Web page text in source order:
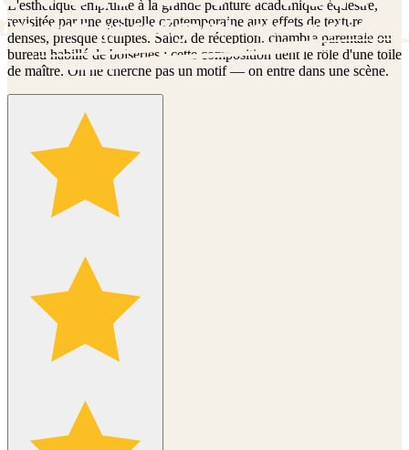
L'esthétique emprunte à la grande peinture académique équestre,
revisitée par une gestuelle contemporaine aux effets de texture
denses, presque sculptés. Salon de réception, chambre parentale ou
bureau habillé de boiseries : cette composition tient le rôle d'une toile
de maître. On ne cherche pas un motif — on entre dans une scène.